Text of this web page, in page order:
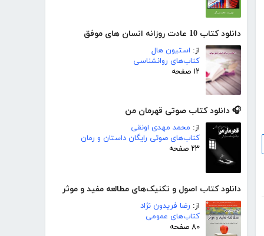
دانلود کتاب 10 عادت روزانه انسان های موفق
از: استیون هال
کتاب‌های روانشناسی
۱۲ صفحه
🎧 دانلود کتاب صوتی قهرمان من
از: محمد مهدی اونقی
کتاب‌های صوتی رایگان داستان و رمان
۲۳ صفحه
دانلود کتاب اصول و تکنیک‌های مطالعه مفید و موثر
از: رضا فریدون نژاد
کتاب‌های عمومی
۸۰ صفحه